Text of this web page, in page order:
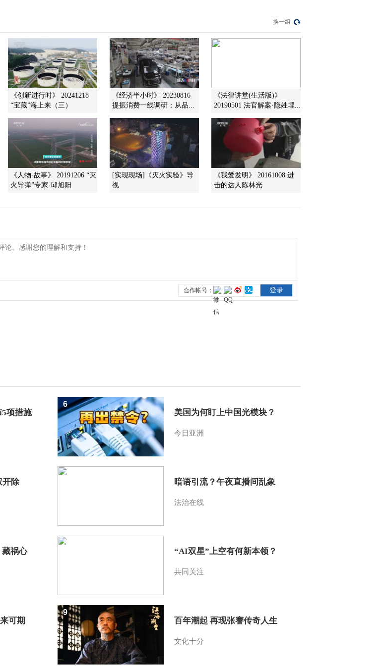
换一组
《创新进行时》 20241218
“宝藏”海上来（三）
《经济半小时》 20230816
提振消费一线调研：从品...
《法律讲堂(生活版)》
20190501 法官解案·隐姓埋...
《人物·故事》 20191206 “灭
火导弹”专家·邱旭阳
[实现现场]《灭火实验》导
视
《我爱发明》 20161008 进
击的达人陈林光
项措施
开除
祸心
可期
美国为何盯上中国光模块？
今日亚洲
6
暗语引流？午夜直播间乱象
法治在线
7
“AI双星”上空有何新本领？
共同关注
8
百年潮起 再现张謇传奇人生
文化十分
9